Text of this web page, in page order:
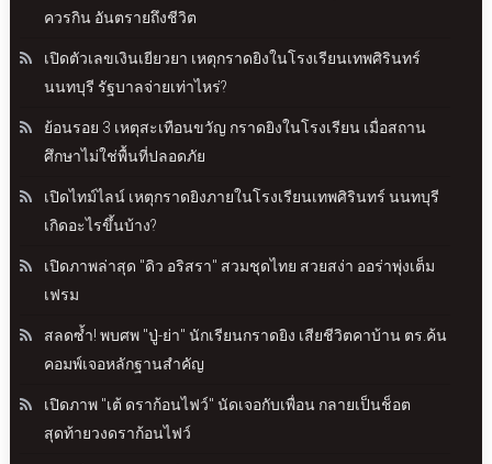
ควรกิน อันตรายถึงชีวิต
เปิดตัวเลขเงินเยียวยา เหตุกราดยิงในโรงเรียนเทพศิรินทร์
นนทบุรี รัฐบาลจ่ายเท่าไหร่?
ย้อนรอย 3 เหตุสะเทือนขวัญ กราดยิงในโรงเรียน เมื่อสถาน
ศึกษาไม่ใช่พื้นที่ปลอดภัย
เปิดไทม์ไลน์ เหตุกราดยิงภายในโรงเรียนเทพศิรินทร์ นนทบุรี
เกิดอะไรขึ้นบ้าง?
เปิดภาพล่าสุด "ดิว อริสรา" สวมชุดไทย สวยสง่า ออร่าพุ่งเต็ม
เฟรม
สลดซ้ำ! พบศพ "ปู่-ย่า" นักเรียนกราดยิง เสียชีวิตคาบ้าน ตร.ค้น
คอมพ์เจอหลักฐานสำคัญ
เปิดภาพ "เต้ ดราก้อนไฟว์" นัดเจอกับเพื่อน กลายเป็นช็อต
สุดท้ายวงดราก้อนไฟว์